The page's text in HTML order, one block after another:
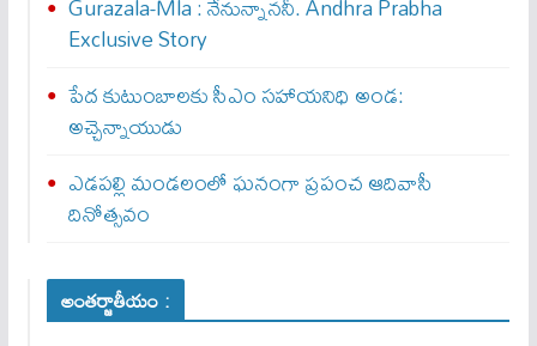
Exclusive Story
పేద కుటుంబాలకు సీఎం సహాయనిధి అండ:
అచ్చెన్నాయుడు
ఎడపల్లి మండలంలో ఘనంగా ప్రపంచ ఆదివాసీ
దినోత్సవం
అంతర్జాతీయం :